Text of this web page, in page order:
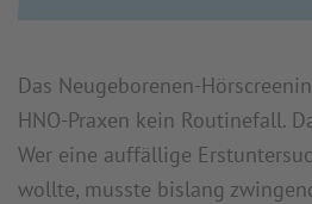
Das Neugeborenen-
HNO-Praxen kein Routinefall.
Wer eine auffällige
wollte, musste bislang